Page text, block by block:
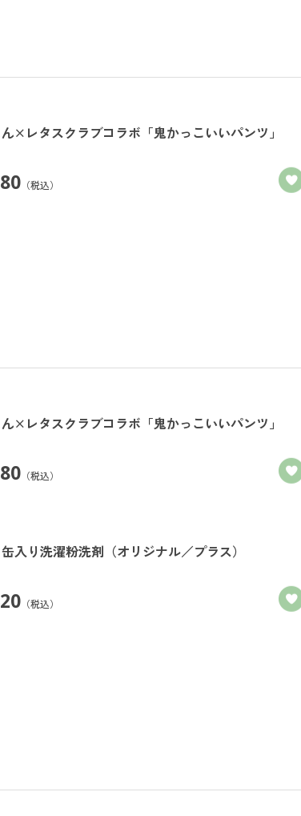
×レタスクラブコラボ「鬼かっこいいパンツ」
（税込）
×レタスクラブコラボ「鬼かっこいいパンツ」
（税込）
入り洗濯粉洗剤（オリジナル／プラス）
（税込）